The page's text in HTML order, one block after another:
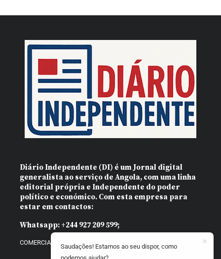
Diário Independente (DI) é um Jornal digital
generalista ao serviço de Angola, com uma linha
editorial própria e Independente do poder
político e económico. Com esta empresa para
estar em contactos:
Whatsapp: +244 927 209 599;
COMERCIAL@DIARIOINDEPENDENTE.INFO
Saudações! Estamos ao seu dispor, como